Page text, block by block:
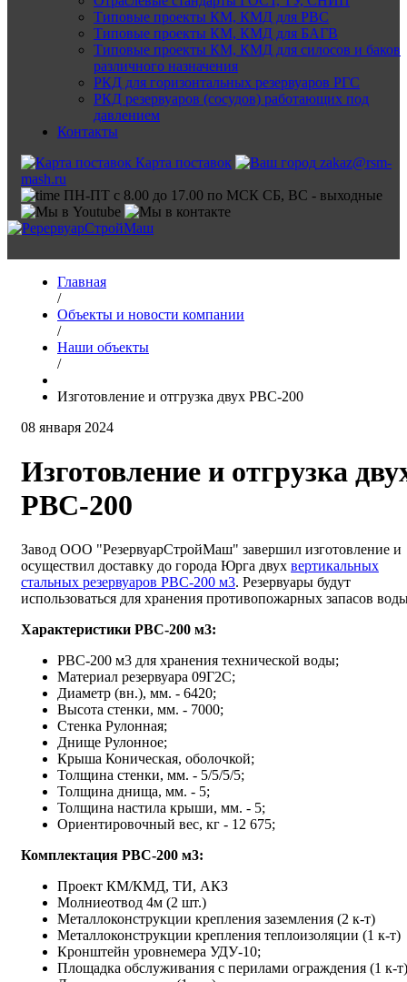
Типовые проекты КМ, КМД для РВС
Типовые проекты КМ, КМД для БАГВ
Типовые проекты КМ, КМД для силосов и баков
различного назначения
РКД для горизонтальных резервуаров РГС
РКД резервуаров (сосудов) работающих под
давлением
Контакты
Карта поставок
zakaz@rsm-
mash.ru
ПН-ПТ с 8.00 до 17.00 по МСК СБ, ВС - выходные
Главная
/
Объекты и новости компании
/
Наши объекты
/
Изготовление и отгрузка двух РВС-200
08 января 2024
Изготовление и отгрузка
РВС-200
Завод ООО "РезервуарСтройМаш" завершил изготовление и
осуществил доставку до города Юрга двух вертикальных
стальных резервуаров РВС-200 м3. Резервуары будут
использоваться для хранения противопожарных запасов
Характеристики РВС-200 м3:
РВС-200 м3 для хранения технической воды;
Материал резервуара 09Г2С;
Диаметр (вн.), мм. - 6420;
Высота стенки, мм. - 7000;
Стенка Рулонная;
Днище Рулонное;
Крыша Коническая, оболочкой;
Толщина стенки, мм. - 5/5/5/5;
Толщина днища, мм. - 5;
Толщина настила крыши, мм. - 5;
Ориентировочный вес, кг - 12 675;
Комплектация РВС-200 м3:
Проект КМ/КМД, ТИ, АКЗ
Молниеотвод 4м (2 шт.)
Металлоконструкции крепления заземления (2 к-т)
Металлоконструкции крепления теплоизоляции (1 к-т)
Кронштейн уровнемера УДУ-10;
Площадка обслуживания с перилами ограждения (1 к-т)